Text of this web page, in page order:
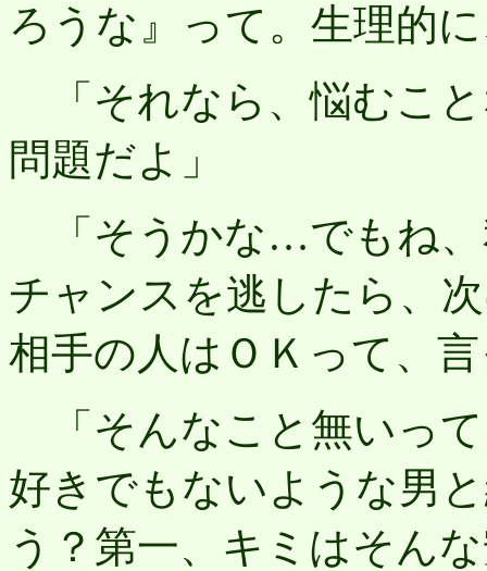
ろうな』って。生理的
「それなら、悩むこ
問題だよ」
「そうかな…でもね、
チャンスを逃したら、
相手の人はＯＫって、
「そんなこと無いっ
好きでもないような男
う？第一、キミはそん